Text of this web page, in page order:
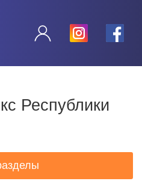
Республики